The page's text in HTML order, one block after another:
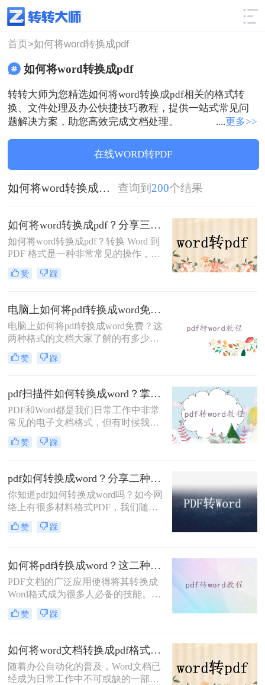
使用技巧 筛选
首页>如何将word转换成pdf
如何将word转换成pdf
转转大师为您精选如何将word转换成pdf相关的格式转
换、文件处理及办公快捷技巧教程，提供一站式常见问
题解决方案，助您高效完成文档处理。
....更多>>
在线WORD转PDF
如何将word转换成pdf 查询到 200个结果
如何将word转换成pdf？分享三个解决办法！
如何将word转换成pdf？转换 Word 到
PDF 格式是一种非常常见的操作，因
为这可以让我们的文档更方便地与他
人共享。无论是在电子邮件中还是通
档都比 Word 文档更易于传输和查
看。对于需要发送的文档来说，PDF
文件通常比 Word 文件更安全，因为
它们不容易被编辑或更改，可以确保
接收方看到的是与我们发送的文档完
全一致的版本。那么如何将word转换
赞 踩
电脑上如何将pdf转换成word免费？教给大家三种方法！
电脑上如何将pdf转换成word免费？这
两种格式的文档大家了解的有多少？
如果你还是初入职场的菜鸟不懂得对
文件的运用，那么一定快快学起来，
档，同时也需要格式转换，比如说将
pdf转换成word，那么你知道什么有效
又快速的免费pdf转word方法吗？不知
道的朋友可以往下看。
赞 踩
pdf扫描件如何转换成word？掌握这三种超简单方法，1分钟就可以轻松转换！
PDF和Word都是我们日常工作中非常
常见的电子文档格式，但有时候我们
会遇到需要将PDF扫描件转换成Word
格式的需求。这时候，我们该如何进
扫描件如何转换成word的方法。
赞 踩
pdf如何转换成word？分享二种简单方法~
你知道pdf如何转换成word吗？如今网
络上有很多材料格式PDF，我们随便
下载的一份文件可能都是PDF格式
的，当你想要复制里面的内容或者是
如何转换成word，那么如何将PDF转
换Word呢？今日小编为大家解答这个
让很多人好奇的问题，下面一起看看
吧。
赞 踩
如何将pdf转换成word？这二种方法你可以试试！
PDF文档的广泛应用使得将其转换成
Word格式成为很多人必备的技能。无
论是编辑PDF文本、复制文本内容还
是修改格式，将PDF转换成Word都能
换成word呢？本文将为你详细介绍。
赞 踩
如何将word文档转换成pdf格式？二招轻松解决！
​随着办公自动化的普及，Word文档已
经成为日常工作中不可或缺的一部